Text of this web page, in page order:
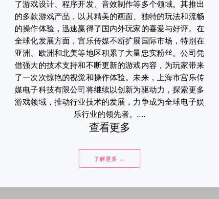
了游戏设计、程序开发、音效制作等多个领域。其推出
的多款游戏产品，以其精美的画面、独特的玩法和流畅
的操作体验，迅速赢得了国内外玩家的喜爱与好评。在
全球化发展方面，宫乐传媒不断扩展国际市场，特别在
亚洲、欧洲和北美等地区积累了大量忠实粉丝。公司凭
借强大的技术支持和不断更新的游戏内容，为玩家带来
了一次次惊艳的视觉和操作体验。未来，上海市宫乐传
媒电子科技有限公司将继续以创新为驱动力，探索更多
游戏领域，推动行业技术的发展，力争成为全球电子娱
乐行业的领先者。....
查看更多
了解更多 →